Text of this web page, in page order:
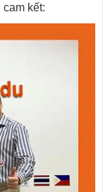
kết: